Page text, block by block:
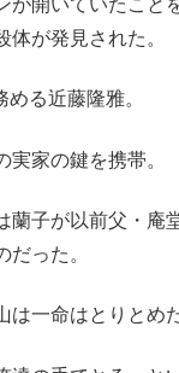
体が発見された。
る近藤隆雅。
実家の鍵を携帯。
蘭子が以前父・庵
だった。
は一命はとりとめ